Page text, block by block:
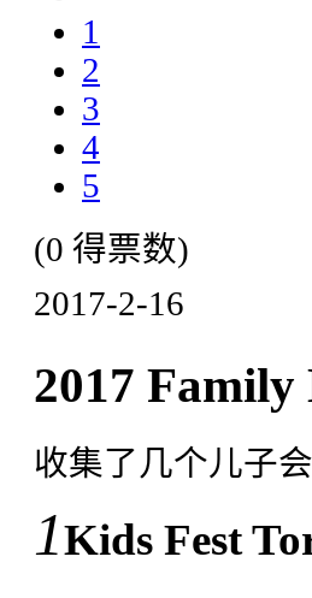
1
2
3
4
5
(0 得票数)
2017-2-16
2017
收集了几个儿子
1Kids Fest